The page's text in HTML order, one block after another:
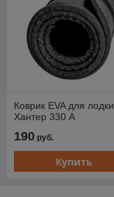
Коврик EVA для лодки
Хантер 330 А
190 руб.
Купить